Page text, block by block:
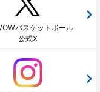
バスケットボール
公式X